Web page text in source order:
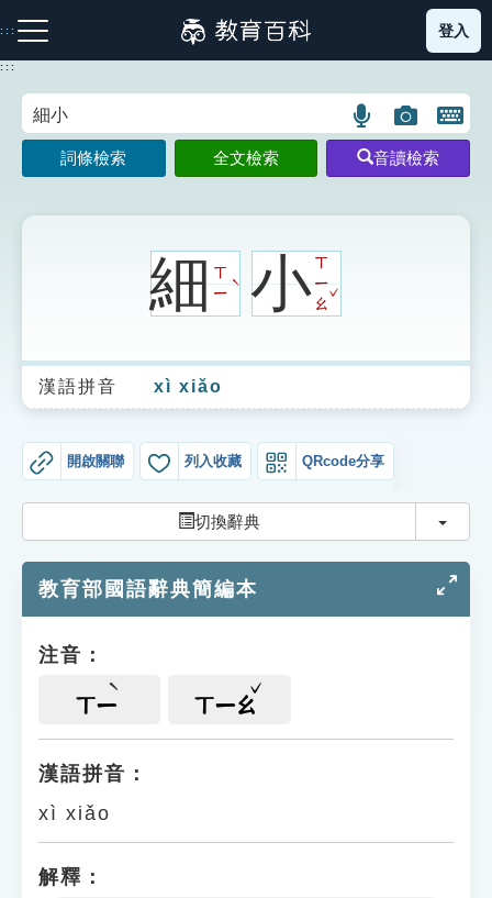
到
主
:::
注音索引圖示 筆畫索引圖示 部首索引表圖示
生字詞彙表
成語故事
索引選單
單字索引
遊戲專區
貓頭鷹博士
登入
:::
語
言
搜
圖
片
搜
開
鍵
圖
詞條檢索 全文檢索 音讀檢索
細ㄒ
ㄧ
ˋ 小ㄒ
ㄧ
ㄠ
ˇ
漢語拼音 xì xiǎo
開啟關聯 列入收藏 QRcode分享
切換辭典 切換
教育部國語辭典簡編本
注音：
ㄒㄧ ㄒㄧㄠ
漢語拼音：
xì xiǎo
解釋：